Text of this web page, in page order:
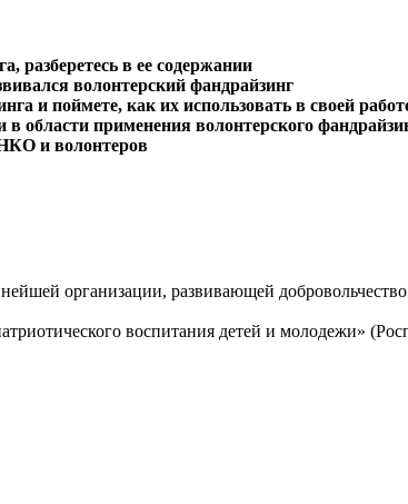
разберетесь в ее содержании
волонтерский фандрайзинг
и поймете, как их использовать в своей
области применения волонтерского
и волонтеров
организации, развивающей
воспитания детей и молодежи»